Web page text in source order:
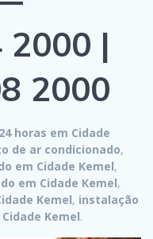
2000 |
2000
24 horas em Cidade
de ar condicionado,
em Cidade Kemel,
em Cidade Kemel,
Kemel, instalação
Kemel.